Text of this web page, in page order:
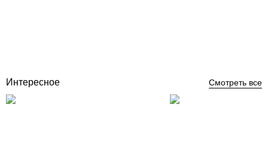
Интересное Смотреть все